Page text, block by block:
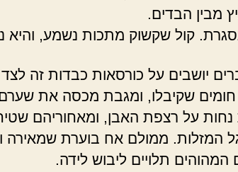
מבין הבדים.
קול שקשוק מתכות נשמע, והיא
יושבים על כורסאות כבדות זה
חומים שקיבלו, ומגבת מכסה את
נחות על רצפת האבן, ומאחוריהם
המזלות. ממולם אח בוערת
המהוהים תלויים ליבוש לידה.